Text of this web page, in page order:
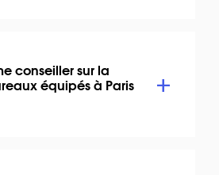
conseiller sur la
équipés à Paris